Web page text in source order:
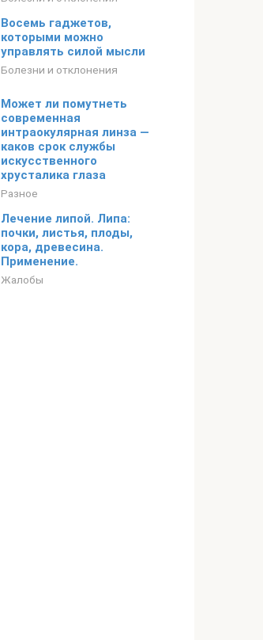
Восемь гаджетов,
которыми можно
управлять силой мысли
Болезни и отклонения
Может ли помутнеть
современная
интраокулярная линза —
каков срок службы
искусственного
хрусталика глаза
Разное
Лечение липой. Липа:
почки, листья, плоды,
кора, древесина.
Применение.
Жалобы